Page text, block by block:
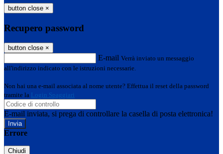
button close ×
Recupero password
button close ×
E-mail Verrà inviato un messaggio
all'indirizzo indicato con le istruzioni necessarie.
Non hai una e-mail associata al nome utente? Effettua il reset della password
tramite la Login Spaggiari
E-mail inviata, si prega di controllare la casella di posta elettronica!
Errore
Chiudi